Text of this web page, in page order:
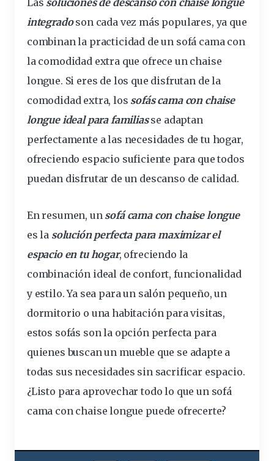
Las soluciones de descanso con chaise longue
integradoson cada vez más populares, ya que
combinan la practicidad de un sofá cama con
la comodidad extra que ofrece un chaise
longue. Si eres de los que disfrutan de la
comodidad extra, los sofás cama con chaise
longue ideal para familiasse adaptan
perfectamente a las necesidades de tu hogar,
ofreciendo espacio suficiente para que todos
puedan disfrutar de un descanso de calidad.
En resumen, un sofá cama con chaise longue
es la solución perfecta para maximizar el
espacio en tu hogar, ofreciendo la
combinación ideal de confort, funcionalidad
y estilo. Ya sea para un salón pequeño, un
dormitorio o una habitación para visitas,
estos sofás son la opción perfecta para
quienes buscan un mueble que se adapte a
todas sus necesidades sin sacrificar espacio.
¿Listo para aprovechar todo lo que un sofá
cama con chaise longue puede ofrecerte?